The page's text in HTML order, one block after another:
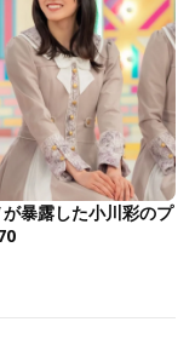
暴露した小川彩のプ